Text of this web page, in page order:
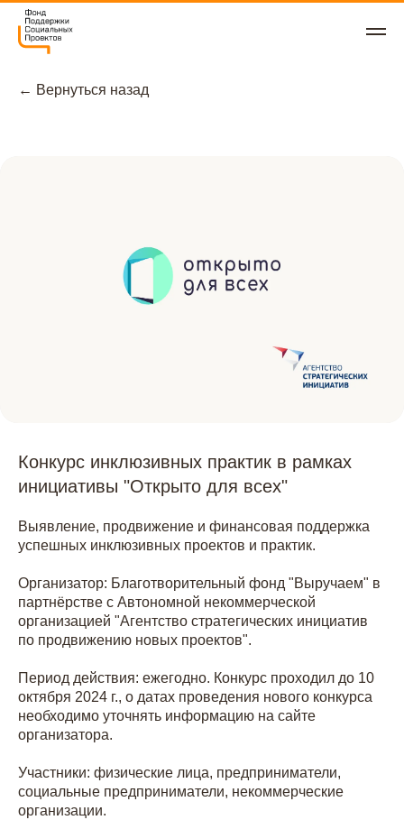
← Вернуться назад
Конкурс инклюзивных практик в рамках
инициативы "Открыто для всех"
Выявление, продвижение и финансовая поддержка
успешных инклюзивных проектов и практик.
Организатор: Благотворительный фонд "Выручаем" в
партнёрстве с Автономной некоммерческой
организацией "Агентство стратегических инициатив
по продвижению новых проектов".
Период действия: ежегодно. Конкурс проходил до 10
октября 2024 г., о датах проведения нового конкурса
необходимо уточнять информацию на сайте
организатора.
Участники: физические лица, предприниматели,
социальные предприниматели, некоммерческие
организации.